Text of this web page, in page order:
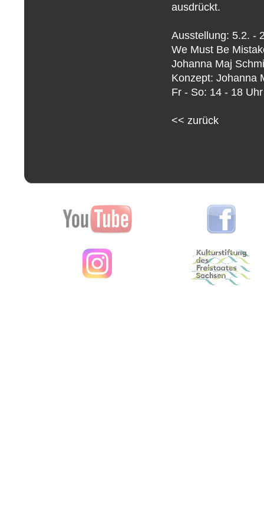
ausdrückt.
Ausstellung: 5.2. -
We Must Be
Johanna Maj
Konzept: Johanna
Fr - So: 14 - 18 Uhr
<< zurück